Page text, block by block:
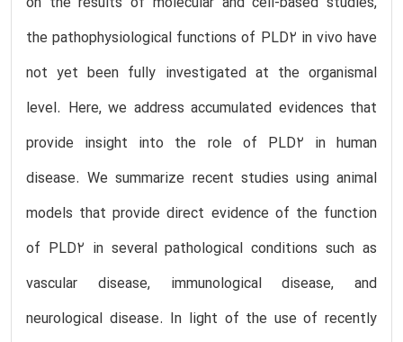
the pathophysiological functions of PLD2 in vivo have
not yet been fully investigated at the organismal
level. Here, we address accumulated evidences that
provide insight into the role of PLD2 in human
disease. We summarize recent studies using animal
models that provide direct evidence of the function
of PLD2 in several pathological conditions such as
vascular disease, immunological disease, and
neurological disease. In light of the use of recently